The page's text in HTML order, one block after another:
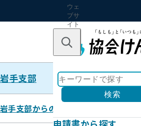
ウェ
ブサ
イト
のナ
ン
キーワードで探す
検索
岩手支部
岩手支部からのお知らせ